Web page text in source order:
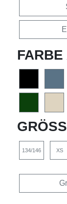
134/146 XS